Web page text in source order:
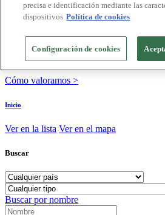
Construimos modelos
buenas prácticas
+20 años promoviendo la cultura de la
principios y objetivos de Naciones
Cómo valoramos >
Inicio
Ver en la lista Ver en el mapa
Buscar
Buscar por nombre
precisa e identificación mediante las
dispositivos Política de cookies
Configuración de cookies